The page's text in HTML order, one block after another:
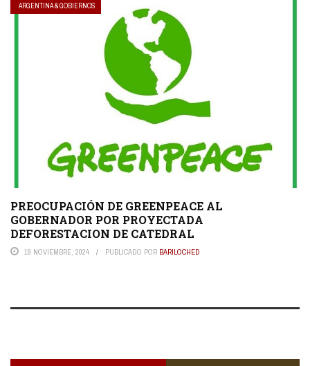
ARGENTINA & GOBIERNOS
PREOCUPACIÓN DE GREENPEACE AL
GOBERNADOR POR PROYECTADA
DEFORESTACION DE CATEDRAL
19 NOVIEMBRE, 2024 PUBLICADO POR BARILOCHED